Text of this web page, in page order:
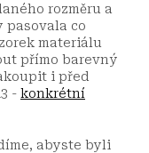
rozměru a
pasovala co
materiálu
přímo barevný
i před
- konkrétní
abyste byli